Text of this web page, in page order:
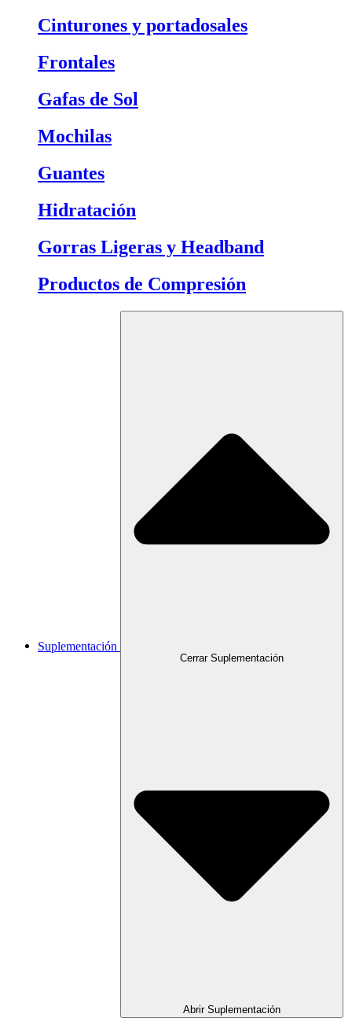
Cinturones y portadosales
Frontales
Gafas de Sol
Mochilas
Guantes
Hidratación
Gorras Ligeras y Headband
Productos de Compresión
Suplementación
Cerrar Suplementación
Abrir Suplementación